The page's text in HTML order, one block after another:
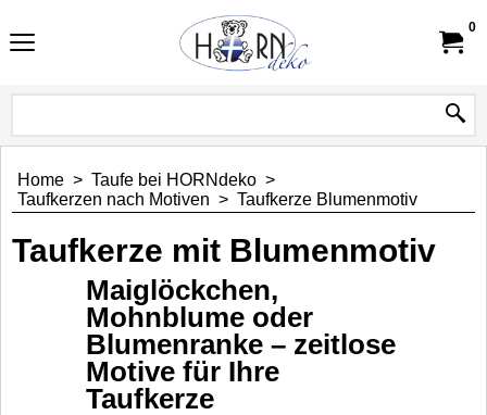
0
Home > Taufe bei HORNdeko >
Taufkerzen nach Motiven > Taufkerze Blumenmotiv
Taufkerze mit Blumenmotiv
Maiglöckchen,
Mohnblume oder
Blumenranke – zeitlose
Motive für Ihre
Taufkerze